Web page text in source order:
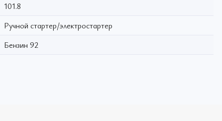
101.8
Ручной стартер/электростартер
Бензин 92